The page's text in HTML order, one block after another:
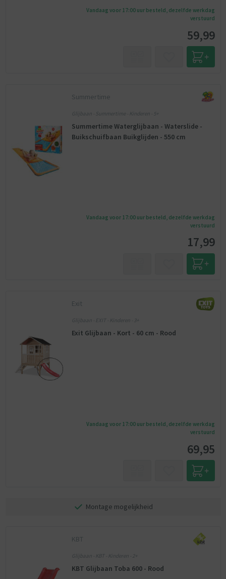
Vandaag voor 17:00 uur besteld, dezelfde werkdag
verstuurd
59,99
Summertime
Glijbaan - Summertime - Kinderen - 5+
Summertime Waterglijbaan - Waterslide -
Buikschuifbaan Buikglijden - 550 cm
Vandaag voor 17:00 uur besteld, dezelfde werkdag
verstuurd
17,99
Exit
Glijbaan - EXIT - Kinderen - 3+
Exit Glijbaan - Kort - 60 cm - Rood
Vandaag voor 17:00 uur besteld, dezelfde werkdag
verstuurd
69,95
Montage mogelijkheid
KBT
Glijbaan - KBT - Kinderen - 2+
KBT Glijbaan Toba 600 - Rood